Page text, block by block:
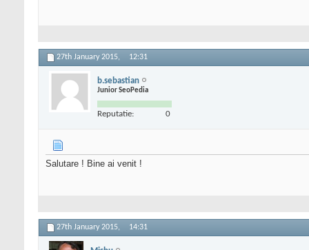
27th January 2015, 12:31
b.sebastian
Junior SeoPedia
Reputatie: 0
Salutare ! Bine ai venit !
27th January 2015, 14:31